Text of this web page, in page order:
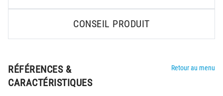
CONSEIL PRODUIT
RÉFÉRENCES &
CARACTÉRISTIQUES
Retour au menu